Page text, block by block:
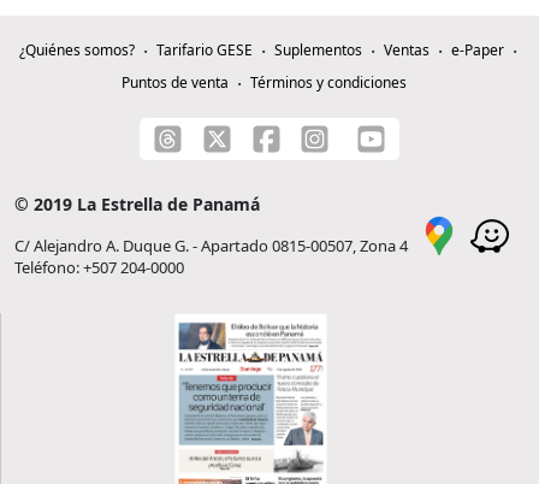
¿Quiénes somos? Tarifario GESE Suplementos Ventas
e-Paper
Puntos de venta
Términos y condiciones
© 2019 La Estrella de Panamá
C/ Alejandro A. Duque G. - Apartado 0815-00507, Zona 4
Teléfono: +507 204-0000